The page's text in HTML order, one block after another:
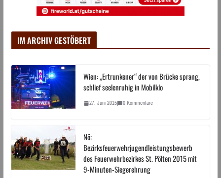
IM ARCHIV GESTÖBERT
Wien: „Ertrunkener“ der von Brücke sprang,
schlief seelenruhig in Mobilklo
27. Juni 2015 0 Kommentare
Nö:
Bezirksfeuerwehrjugendleistungsbewerb
des Feuerwehrbezirkes St. Pölten 2015 mit
9-Minuten-Siegerehrung